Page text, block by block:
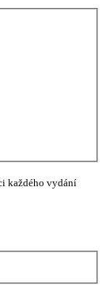
každého vydání